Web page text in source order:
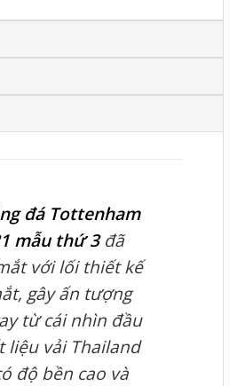
đá Tottenham
mẫu thứ 3đã
với lối thiết kế
gây ấn tượng
từ cái nhìn đầu
liệu vải Thailand
độ bền cao và